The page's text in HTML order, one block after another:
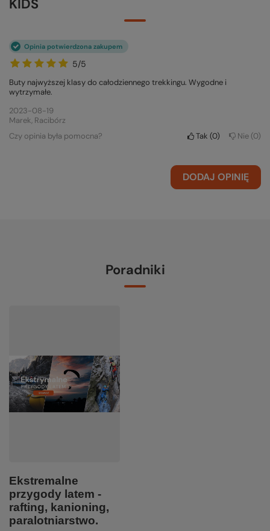
KIDS
5/5
Opinia potwierdzona zakupem
Buty najwyższej klasy do całodziennego trekkingu. Wygodne i
wytrzymałe.
2023-08-19
Marek, Racibórz
Czy opinia była pomocna?
Tak 0 Nie 0
DODAJ OPINIĘ
Poradniki
Ekstremalne
przygody latem -
rafting, kanioning,
paralotniarstwo.